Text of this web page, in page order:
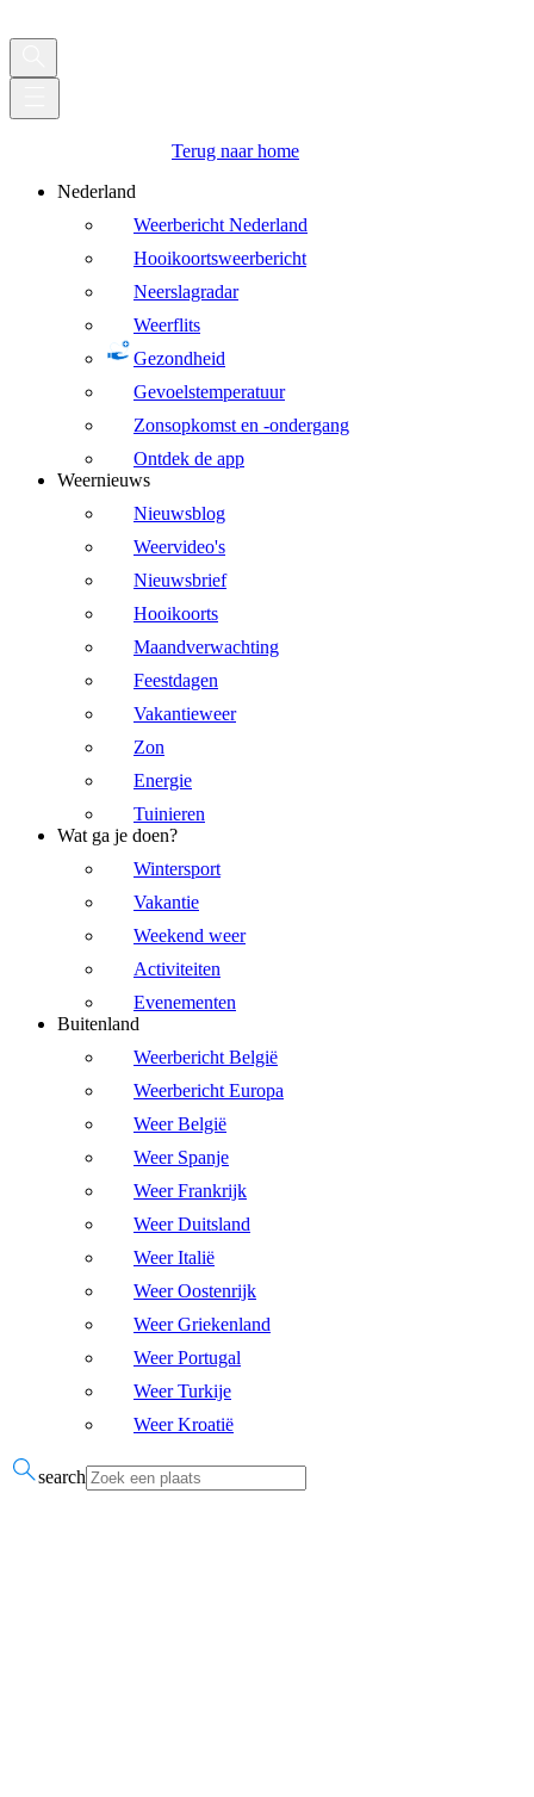
Terug naar home
Nederland
Weerbericht Nederland
Hooikoortsweerbericht
Neerslagradar
Weerflits
Gezondheid
Gevoelstemperatuur
Zonsopkomst en -ondergang
Ontdek de app
Weernieuws
Nieuwsblog
Weervideo's
Nieuwsbrief
Hooikoorts
Maandverwachting
Feestdagen
Vakantieweer
Zon
Energie
Tuinieren
Wat ga je doen?
Wintersport
Vakantie
Weekend weer
Activiteiten
Evenementen
Buitenland
Weerbericht België
Weerbericht Europa
Weer België
Weer Spanje
Weer Frankrijk
Weer Duitsland
Weer Italië
Weer Oostenrijk
Weer Griekenland
Weer Portugal
Weer Turkije
Weer Kroatië
search